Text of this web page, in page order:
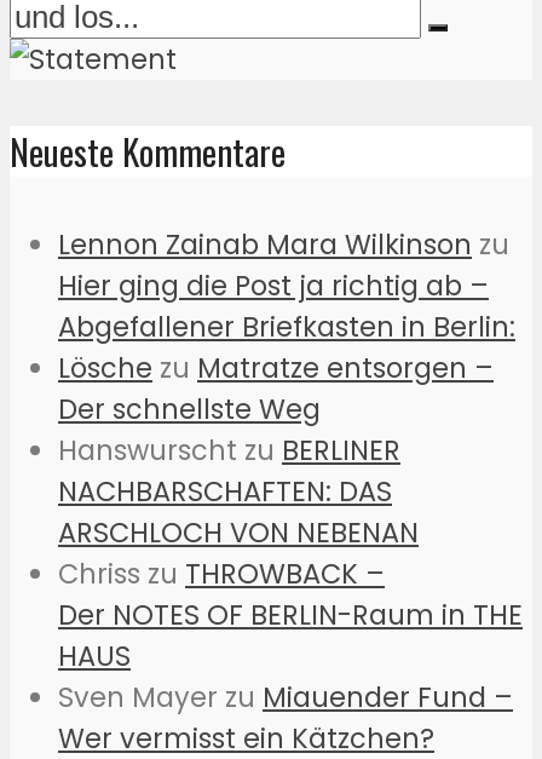
Neueste Kommentare
Lennon Zainab Mara Wilkinson zu
Hier ging die Post ja richtig ab –
Abgefallener Briefkasten in Berlin:
Lösche zu Matratze entsorgen –
Der schnellste Weg
Hanswurscht zu BERLINER
NACHBARSCHAFTEN: DAS
ARSCHLOCH VON NEBENAN
Chriss zu THROWBACK –
Der NOTES OF BERLIN-Raum in THE
HAUS
Sven Mayer zu Miauender Fund –
Wer vermisst ein Kätzchen?